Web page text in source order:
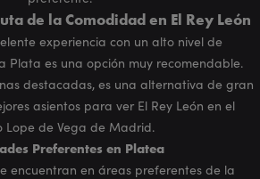
de la Comodidad en El Rey León
experiencia con un alto nivel de
Plata es una opción muy recomendable.
destacadas, es una alternativa de gran
asientos para ver El Rey León en el
Lope de Vega de Madrid.
Preferentes en Platea
encuentran en áreas preferentes de la